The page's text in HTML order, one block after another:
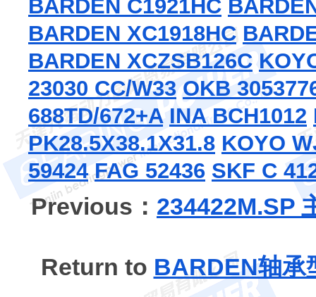
BARDEN C1921HC
BARDEN XC1918HC
BARDEN XCZSB126C
23030 CC/W33 OKB
688TD/672+A INA BCH1012
PK28.5X38.1X31.8 KOYO
59424 FAG 52436 SKF C
Previous： 234422M.SP
Return to BARDEN轴承